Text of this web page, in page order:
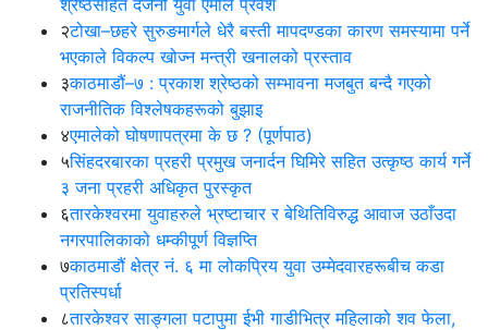
२टोखा–छहरे सुरुङमार्गले धेरै बस्ती मापदण्डका कारण समस्यामा पर्ने
भएकाले विकल्प खोज्न मन्त्री खनालको प्रस्ताव
३काठमाडौं–७ : प्रकाश श्रेष्ठको सम्भावना मजबुत बन्दै गएको
राजनीतिक विश्लेषकहरूको बुझाइ
४एमालेको घोषणापत्रमा के छ ? (पूर्णपाठ)
५सिंहदरबारका प्रहरी प्रमुख जनार्दन घिमिरे सहित उत्कृष्ठ कार्य गर्ने
३ जना प्रहरी अधिकृत पुरस्कृत
६तारकेश्वरमा युवाहरुले भ्रष्टाचार र बेथितिविरुद्ध आवाज उठाँउदा
नगरपालिकाको धम्कीपूर्ण विज्ञप्ति
७काठमाडौं क्षेत्र नं. ६ मा लोकप्रिय युवा उम्मेदवारहरूबीच कडा
प्रतिस्पर्धा
८तारकेश्वर साङ्गला पटापुमा ईभी गाडीभित्र महिलाको शव फेला,